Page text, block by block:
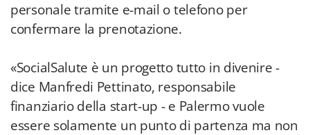
personale tramite e-mail o telefono per
confermare la prenotazione.
«SocialSalute è un progetto tutto in divenire -
dice Manfredi Pettinato, responsabile
finanziario della start-up - e Palermo vuole
essere solamente un punto di partenza ma non